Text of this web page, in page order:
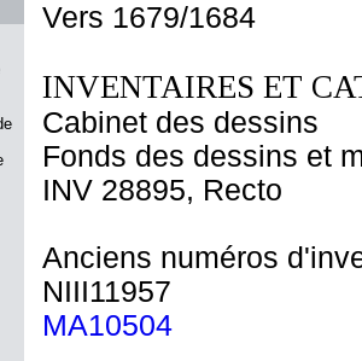
Vers 1679/1684
INVENTAIRES ET
Cabinet des dessins
Fonds des dessins et
INV 28895, Recto
Anciens numéros
NIII11957
MA10504